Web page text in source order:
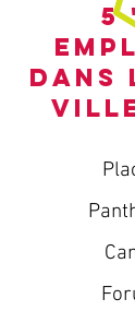
5
dans
ville